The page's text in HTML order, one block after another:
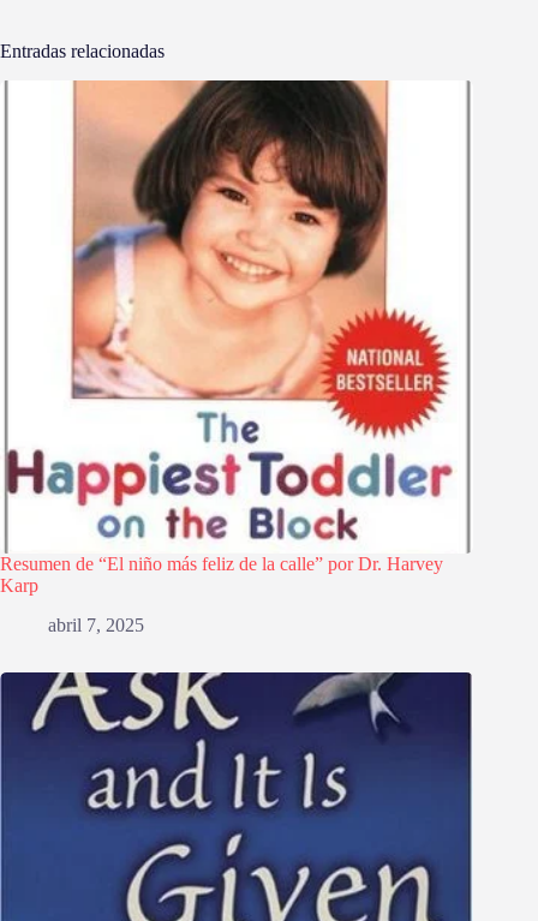
Entradas relacionadas
Resumen de “El niño más feliz de la calle” por Dr. Harvey
Karp
abril 7, 2025